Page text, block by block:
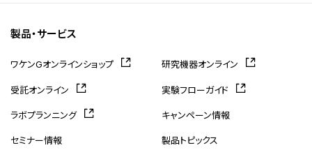
製品・サービス
ワケンGオンラインショップ 研究機器オンライン
受託オンライン 実験フローガイド
ラボプランニング キャンペーン情報
セミナー情報 製品トピックス